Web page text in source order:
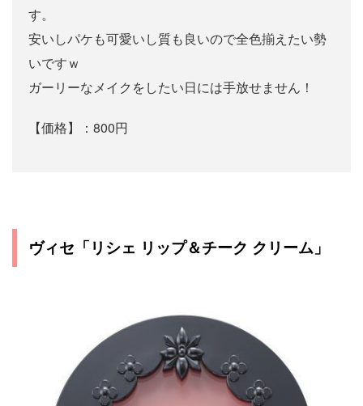
す。
安いしパケも可愛いし質も良いので全色揃えたい勢
いですｗ
ガーリーなメイクをしたい日には手放せません！
【価格】：800円
ヴィセ「リシェ リップ＆チーク クリーム」